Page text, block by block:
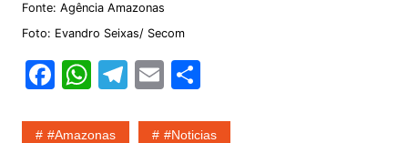
Fonte: Agência Amazonas
Foto: Evandro Seixas/ Secom
F
c
W
at
T
e
E
ai
S
ar
#amazonas #noticias